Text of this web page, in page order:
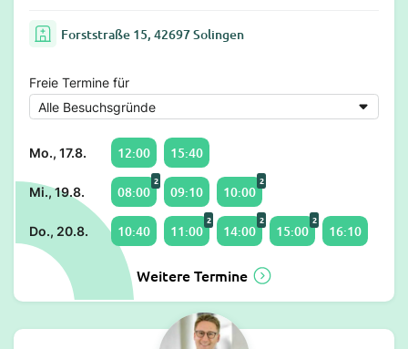
Forststraße 15, 42697 Solingen
Freie Termine für
Mo., 17.8. 12:00 15:40
Mi., 19.8. 08:00
2
09:10 10:00
2
Do., 20.8. 10:40 11:00
2
14:00
2
15:00
2
16:10
Weitere Termine